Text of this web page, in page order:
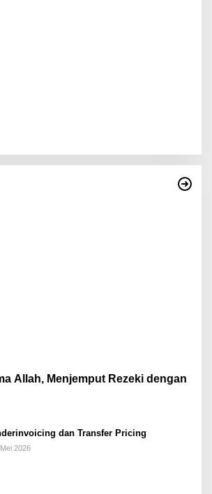
Allah, Menjemput Rezeki dengan
dan Transfer Pricing
2026